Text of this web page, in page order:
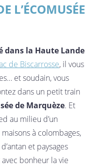
L’ÉCOMUSÉE
dans la Haute Lande
de Biscarrosse, il vous
et soudain, vous
dans un petit train
de Marquèze. Et
au milieu d’un
maisons à colombages,
et paysages
bonheur la vie